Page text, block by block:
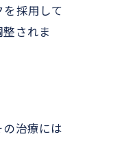
採用して
されま
治療には